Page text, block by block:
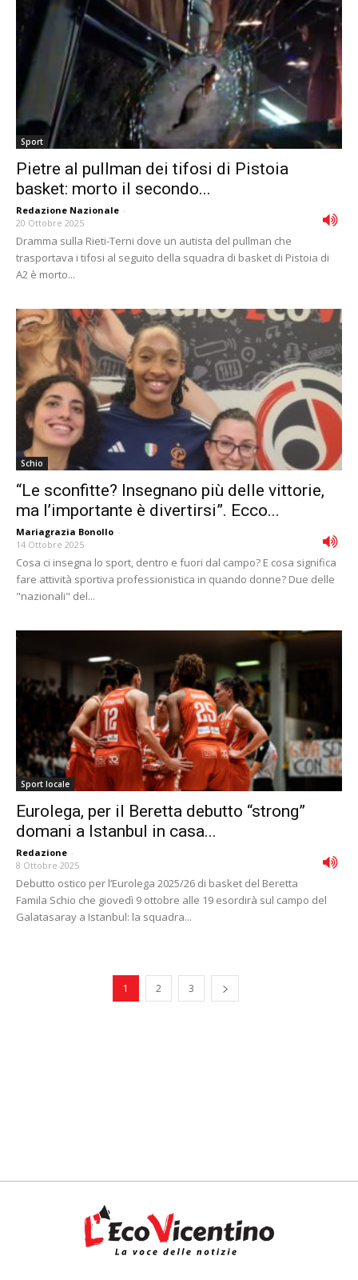
Sport
Pietre al pullman dei tifosi di Pistoia
basket: morto il secondo...
Redazione Nazionale -
20 Ottobre 2025
Dramma sulla Rieti-Terni dove un autista del pullman che
trasportava i tifosi al seguito della squadra di basket di Pistoia di
A2 è morto...
Schio
“Le sconfitte? Insegnano più delle vittorie,
ma l’importante è divertirsi”. Ecco...
Mariagrazia Bonollo -
14 Ottobre 2025
Cosa ci insegna lo sport, dentro e fuori dal campo? E cosa significa
fare attività sportiva professionistica in quando donne? Due delle
"nazionali" del...
Sport locale
Eurolega, per il Beretta debutto “strong”
domani a Istanbul in casa...
Redazione -
8 Ottobre 2025
Debutto ostico per l’Eurolega 2025/26 di basket del Beretta
Famila Schio che giovedì 9 ottobre alle 19 esordirà sul campo del
Galatasaray a Istanbul: la squadra...
1 2 3